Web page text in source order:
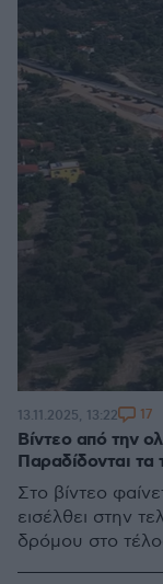
Βίντεο από την
Παραδίδονται τα
Στο βίντεο
εισέλθει στην
δρόμου στο
13.11.2025, 13:22 17